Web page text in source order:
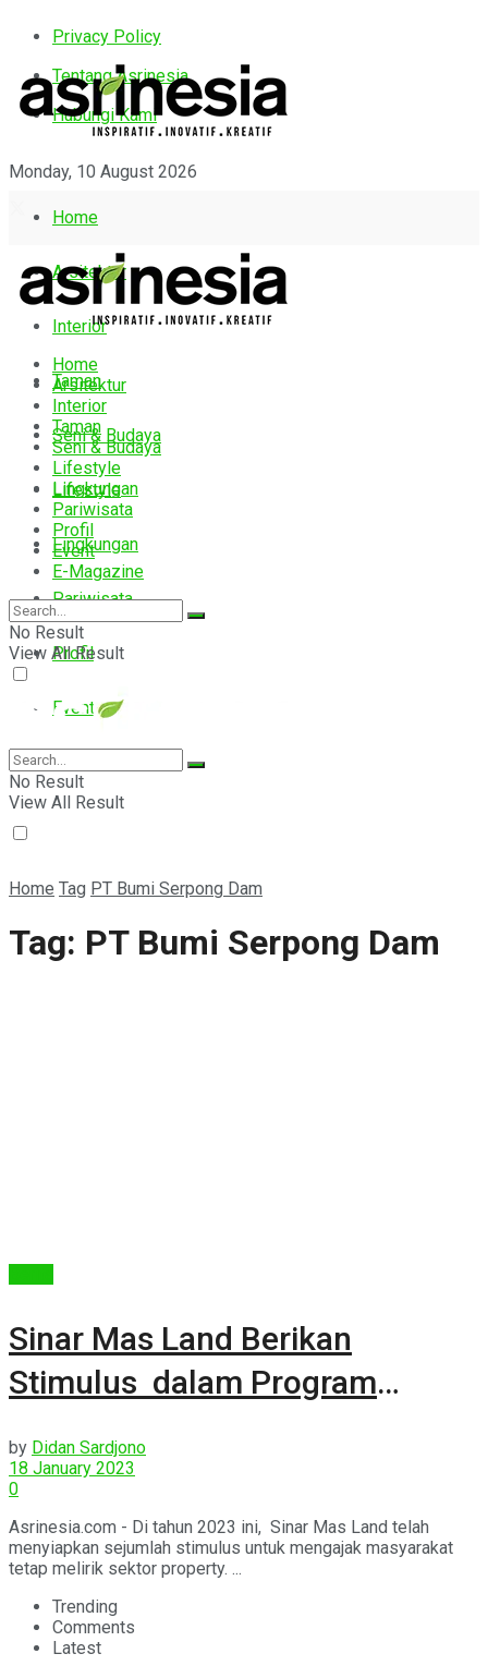
Privacy Policy
Tentang Asrinesia
Hubungi Kami
Monday, 10 August 2026
Home
Arsitektur
Interior
Taman
Seni & Budaya
Lifestyle
Lingkungan
Pariwisata
Profil
Event
E-Magazine
Home
Arsitektur
Interior
Taman
Seni & Budaya
Lifestyle
Lingkungan
Pariwisata
Profil
Event
E-Magazine
No Result
View All Result
No Result
View All Result
Home Tag PT Bumi Serpong Dam
Tag: PT Bumi Serpong Dam
Sinar Mas Land Berikan
Stimulus dalam Program
by Didan Sardjono
18 January 2023
0
Asrinesia.com - Di tahun 2023 ini, Sinar Mas Land telah
menyiapkan sejumlah stimulus untuk mengajak masyarakat
tetap melirik sektor property. ...
Trending
Comments
Latest